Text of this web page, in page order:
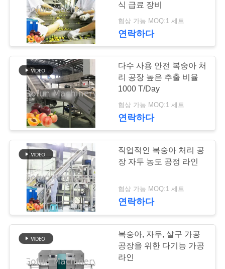
장
품
연
밀감속 공정 라인
애플 공정 라인
파인애플 취급 라인
64
식 급료 장비
협상 가능 MOQ:1 세트
연락하다
다수 사용 안전 복숭아 처
리 공장 높은 추출 비율
1000 T/Day
협상 가능 MOQ:1 세트
연락하다
직업적인 복숭아 처리 공
장 자두 농도 공정 라인
협상 가능 MOQ:1 세트
연락하다
복숭아, 자두, 살구 가공
공장을 위한 다기능 가공
라인